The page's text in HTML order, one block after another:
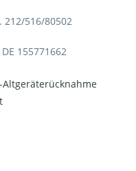
212/516/80502
155771662
Altgeräterücknahme